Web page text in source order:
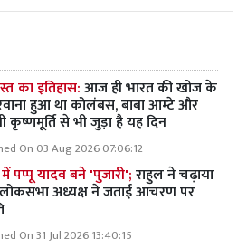
का इतिहास:आज ही भारत की खोज के
हुआ था कोलंबस, बाबा आम्टे और
कृष्णमूर्ति से भी जुड़ा है यह दिन
On 03 Aug 2026 07:06:12
पप्पू यादव बने 'पुजारी';राहुल ने चढ़ाया
अध्यक्ष ने जताई आचरण पर
On 31 Jul 2026 13:40:15